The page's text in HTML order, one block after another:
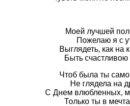
Моей лучшей
Пожелаю я с
Выглядеть, как на
Быть счастливою
Чтоб была ты
Не глядела на
С Днем влюбленных,
Только ты в